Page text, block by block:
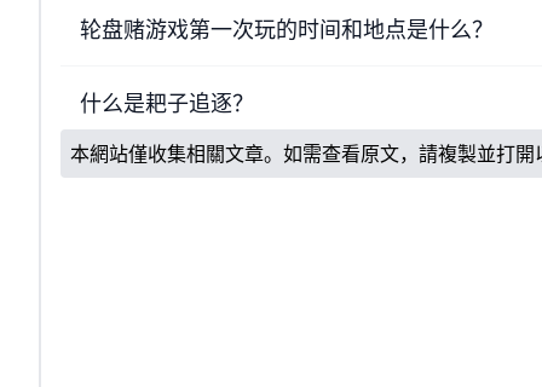
轮盘赌游戏第一次玩的时间和地点是什么？
什么是耙子追逐？
本網站僅收集相關文章。如需查看原文，請複製並打開